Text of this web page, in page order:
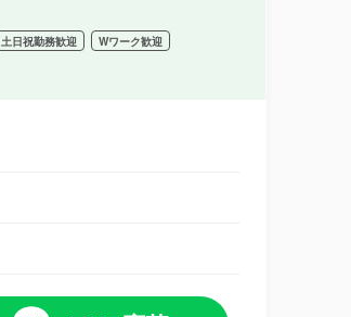
土日祝勤務歓迎 Wワーク歓迎